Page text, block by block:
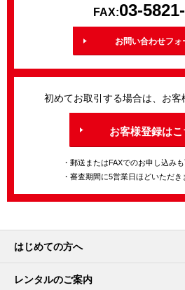
FAX:03-
お問い合わせフォ
初めてお取引する場合は、お客
お客様登録はこ
・郵送またはFAXでのお申し込みも
・審査期間に5営業日ほどいただき
はじめての方へ
レンタルのご案内